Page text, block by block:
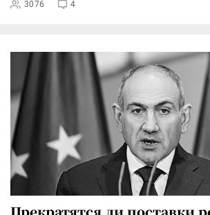
3076 4
Прекратятся ли поставки